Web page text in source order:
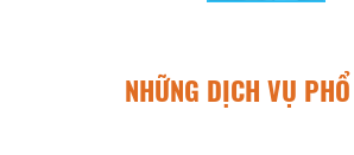
NHỮNG DỊCH VỤ